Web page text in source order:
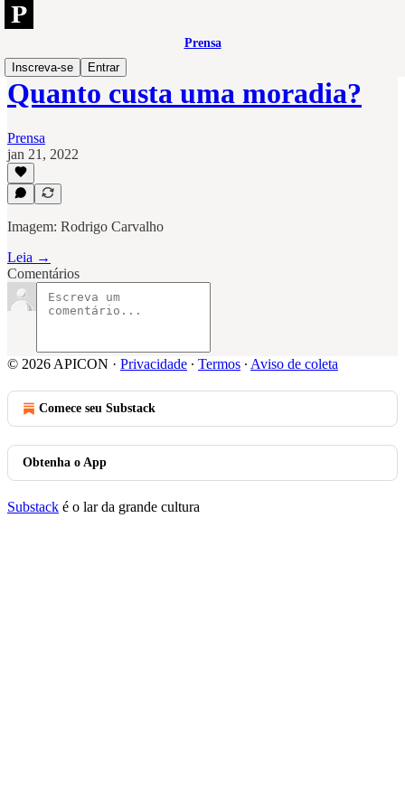
Prensa
Inscreva-se
Entrar
Quanto custa uma moradia?
Prensa
jan 21, 2022
Imagem: Rodrigo Carvalho
Leia →
Comentários
© 2026 APICON · Privacidade ∙ Termos ∙ Aviso de coleta
Comece seu Substack
Obtenha o App
Substack é o lar da grande cultura